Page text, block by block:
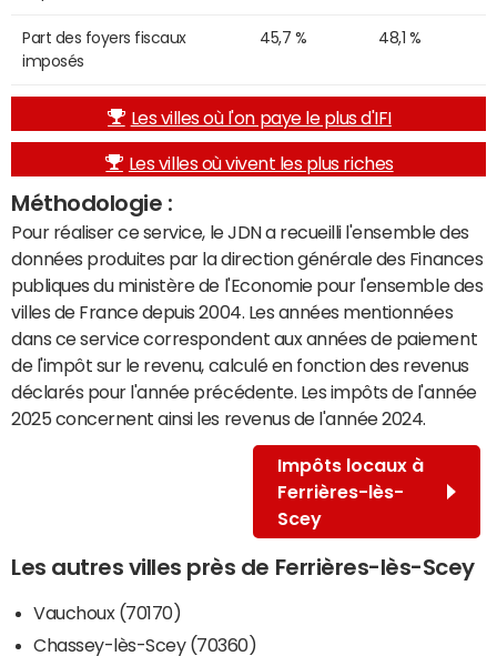
Part des foyers fiscaux
imposés
45,7 % 48,1 %
Les villes où l'on paye le plus d'IFI
Les villes où vivent les plus riches
Méthodologie :
Pour réaliser ce service, le JDN a recueilli l'ensemble des
données produites par la direction générale des Finances
publiques du ministère de l'Economie pour l'ensemble des
villes de France depuis 2004. Les années mentionnées
dans ce service correspondent aux années de paiement
de l'impôt sur le revenu, calculé en fonction des revenus
déclarés pour l'année précédente. Les impôts de l'année
2025 concernent ainsi les revenus de l'année 2024.
Impôts locaux à
Ferrières-lès-
Scey
Les autres villes près de Ferrières-lès-Scey
Vauchoux (70170)
Chassey-lès-Scey (70360)